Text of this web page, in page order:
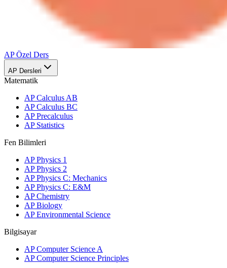
AP Özel Ders
AP Dersleri
Matematik
AP Calculus AB
AP Calculus BC
AP Precalculus
AP Statistics
Fen Bilimleri
AP Physics 1
AP Physics 2
AP Physics C: Mechanics
AP Physics C: E&M
AP Chemistry
AP Biology
AP Environmental Science
Bilgisayar
AP Computer Science A
AP Computer Science Principles